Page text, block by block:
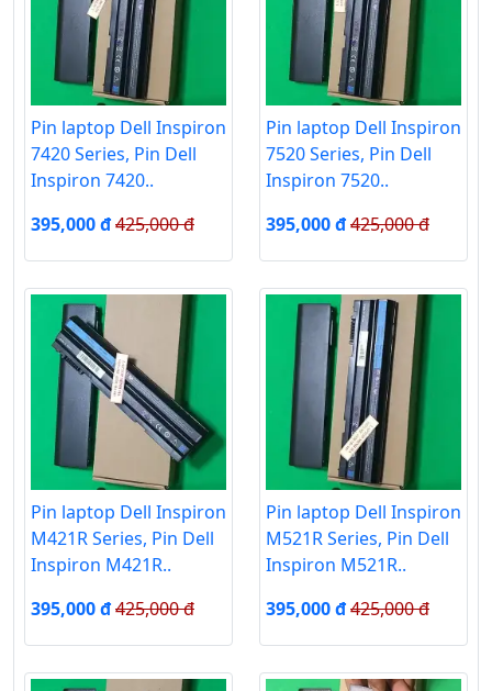
Pin laptop Dell Inspiron
7420 Series, Pin Dell
Inspiron 7420..
395,000 đ425,000 đ
Pin laptop Dell Inspiron
7520 Series, Pin Dell
Inspiron 7520..
395,000 đ425,000 đ
Pin laptop Dell Inspiron
M421R Series, Pin Dell
Inspiron M421R..
395,000 đ425,000 đ
Pin laptop Dell Inspiron
M521R Series, Pin Dell
Inspiron M521R..
395,000 đ425,000 đ